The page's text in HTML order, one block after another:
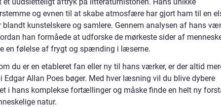
og evnen til at skabe atmosfære har gjort ham til en
kunstelskere og samlere. Gennem analysen af hans
han formåede at udforske de mørkeste sider af
en følelse af frygt og spænding i læserne.
du er en etableret fan eller ny til hans værker, er der altid
Edgar Allan Poes bøger. Med hver læsning vil du blive dybere
i hans komplekse fortællinger og måske finde en helt ny
natur.